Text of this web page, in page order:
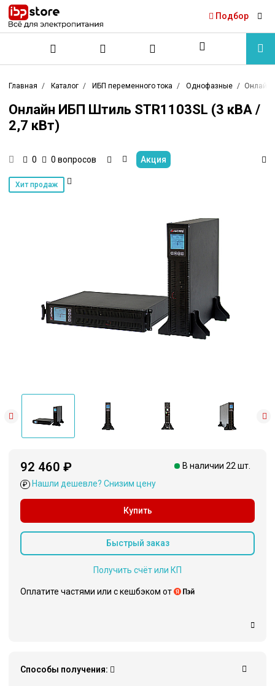
Подбор
Главная Каталог ИБП переменного тока Однофазные Онлайн
Онлайн ИБП Штиль STR1103SL (3 кВА /
2,7 кВт)
0 0 вопросов Акция
Хит продаж
92 460 ₽ В наличии 22 шт.
₽ Нашли дешевле? Снизим цену
Купить
Быстрый заказ
Получить счёт или КП
Оплатите частями или c кешбэком от
Способы получения: